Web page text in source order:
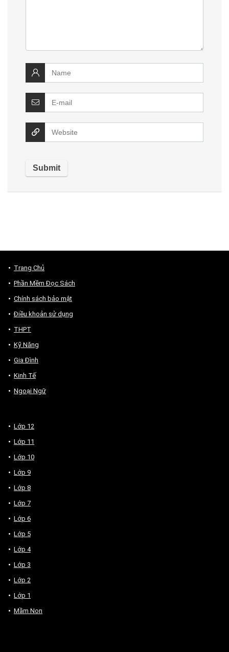
Trang Chủ
Phần Mềm Đọc Sách
Chính sách bảo mật
Điều khoản sử dụng
THPT
Kỹ Năng
Gia Đình
Kinh Tế
Ngoại Ngữ
Lớp 12
Lớp 11
Lớp 10
Lớp 9
Lớp 8
Lớp 7
Lớp 6
Lớp 5
Lớp 4
Lớp 3
Lớp 2
Lớp 1
Mầm Non